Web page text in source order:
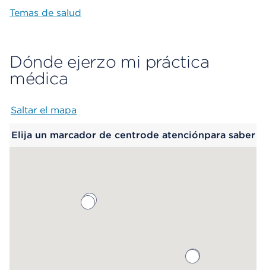
Temas de salud
Dónde ejerzo mi práctica
médica
Saltar el mapa
Elija un marcador de centrode atenciónpara saber